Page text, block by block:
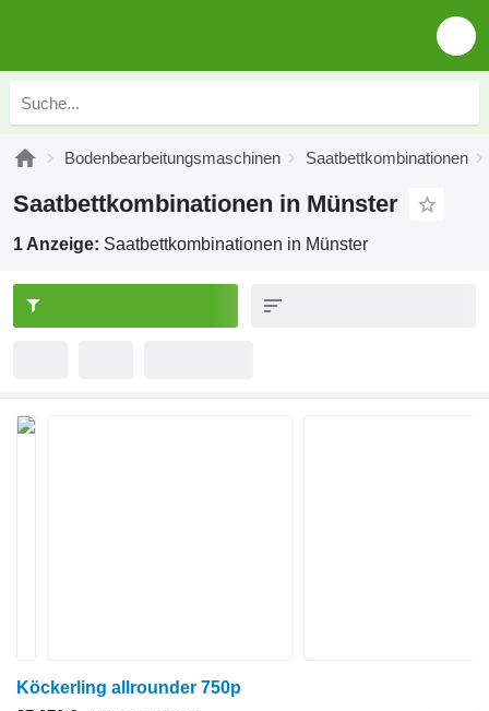
Bodenbearbeitungsmaschinen Saatbettkombinationen
Saatbettkombinationen in Münster
1 Anzeige: Saatbettkombinationen in Münster
Köckerling allrounder 750p